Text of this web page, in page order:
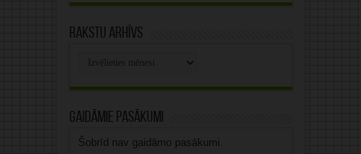
Rakstu arhīvs
Gaidāmie pasākumi
Šobrīd nav gaidāmo pasākumi.